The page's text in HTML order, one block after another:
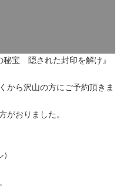
宝 隠された封印を解け』
から沢山の方にご予約頂きま
がおりました。